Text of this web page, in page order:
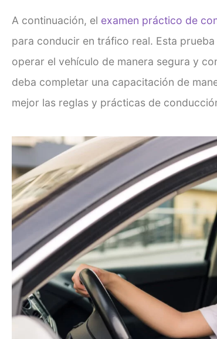
A continuación, el examen práctico de
para conducir en tráfico real. Esta
operar el vehículo de manera segura y
deba completar una capacitación de
mejor las reglas y prácticas de